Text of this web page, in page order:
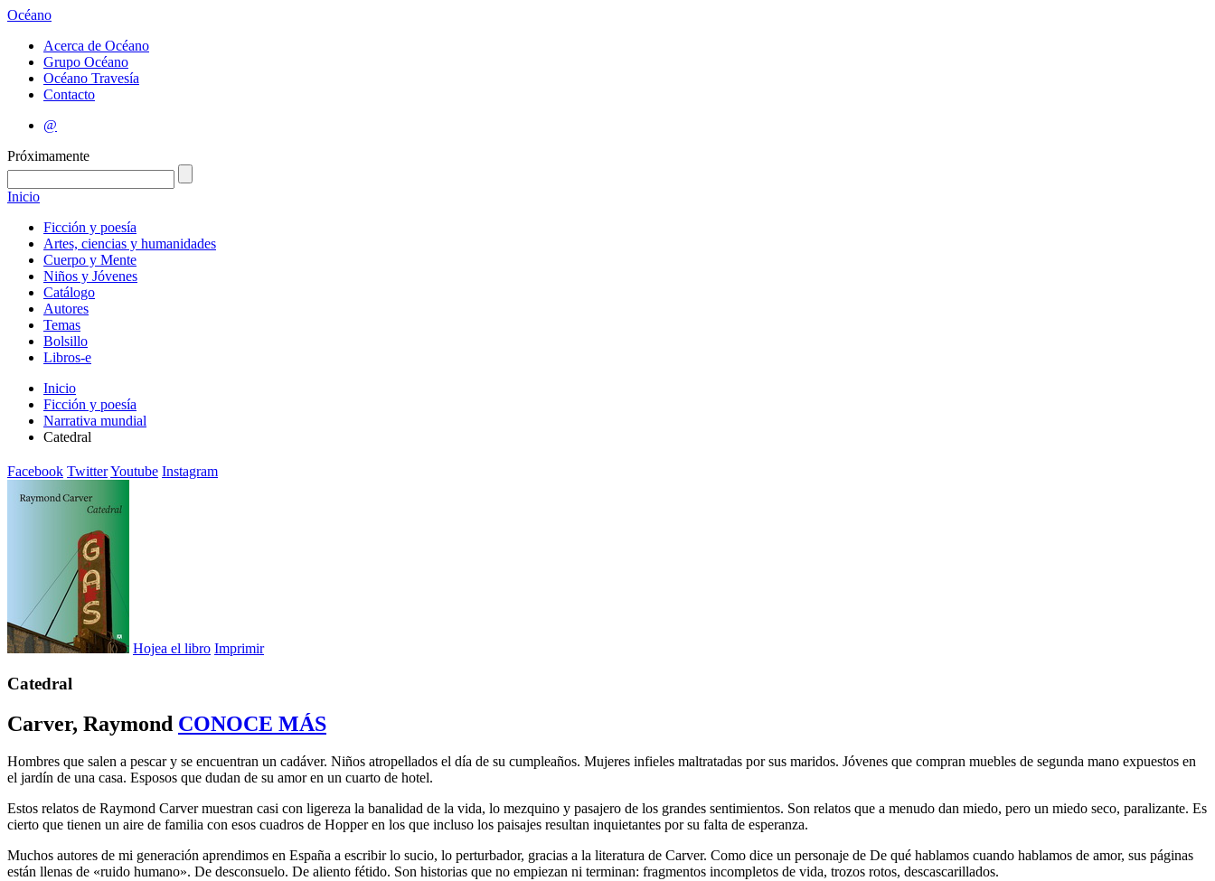
Océano
Acerca de Océano
Grupo Océano
Océano Travesía
Contacto
@
Próximamente
Inicio
Ficción y poesía
Artes, ciencias y humanidades
Cuerpo y Mente
Niños y Jóvenes
Catálogo
Autores
Temas
Bolsillo
Libros-e
Inicio
Ficción y poesía
Narrativa mundial
Catedral
Facebook TwitterYoutube Instagram
Hojea el libro Imprimir
Catedral
Carver, Raymond CONOCE MÁS
Hombres que salen a pescar y se encuentran un cadáver. Niños atropellados el día de su cumpleaños. Mujeres infieles maltratadas por sus maridos. Jóvenes que compran muebles de segunda mano expuestos en
el jardín de una casa. Esposos que dudan de su amor en un cuarto de hotel.
Estos relatos de Raymond Carver muestran casi con ligereza la banalidad de la vida, lo mezquino y pasajero de los grandes sentimientos. Son relatos que a menudo dan miedo, pero un miedo seco, paralizante. Es
cierto que tienen un aire de familia con esos cuadros de Hopper en los que incluso los paisajes resultan inquietantes por su falta de esperanza.
Muchos autores de mi generación aprendimos en España a escribir lo sucio, lo perturbador, gracias a la literatura de Carver. Como dice un personaje de De qué hablamos cuando hablamos de amor, sus páginas
están llenas de «ruido humano». De desconsuelo. De aliento fétido. Son historias que no empiezan ni terminan: fragmentos incompletos de vida, trozos rotos, descascarillados.